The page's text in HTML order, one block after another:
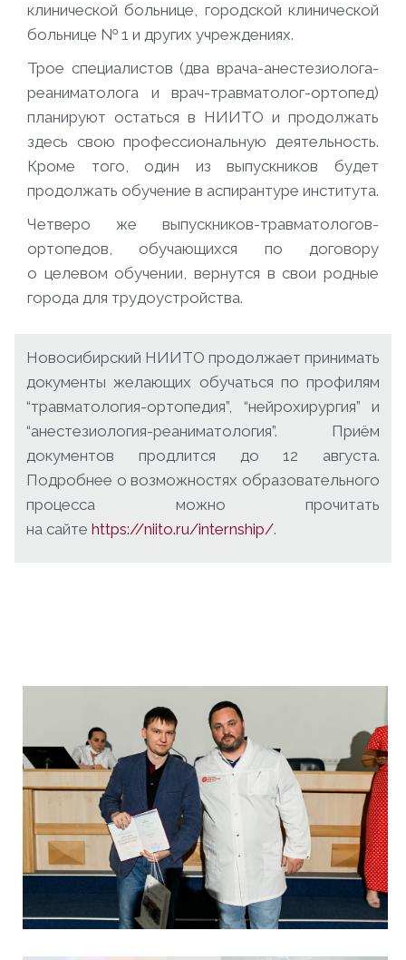
клинической больнице, городской клинической
больнице № 1 и других учреждениях.
Трое специалистов (два врача-анестезиолога-
реаниматолога и врач-травматолог-ортопед)
планируют остаться в НИИТО и продолжать
здесь свою профессиональную деятельность.
Кроме того, один из выпускников будет
продолжать обучение в аспирантуре института.
Четверо же выпускников-травматологов-
ортопедов, обучающихся по договору
о целевом обучении, вернутся в свои родные
города для трудоустройства.
Новосибирский НИИТО продолжает принимать
документы желающих обучаться по профилям
“травматология-ортопедия”, “нейрохирургия” и
“анестезиология-реаниматология”. Приём
документов продлится до 12 августа.
Подробнее о возможностях образовательного
процесса можно прочитать
на сайте https://niito.ru/internship/.